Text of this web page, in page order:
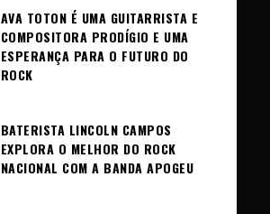
AVA TOTON É UMA GUITARRISTA E
COMPOSITORA PRODÍGIO E UMA
ESPERANÇA PARA O FUTURO DO
ROCK
BATERISTA LINCOLN CAMPOS
EXPLORA O MELHOR DO ROCK
NACIONAL COM A BANDA APOGEU